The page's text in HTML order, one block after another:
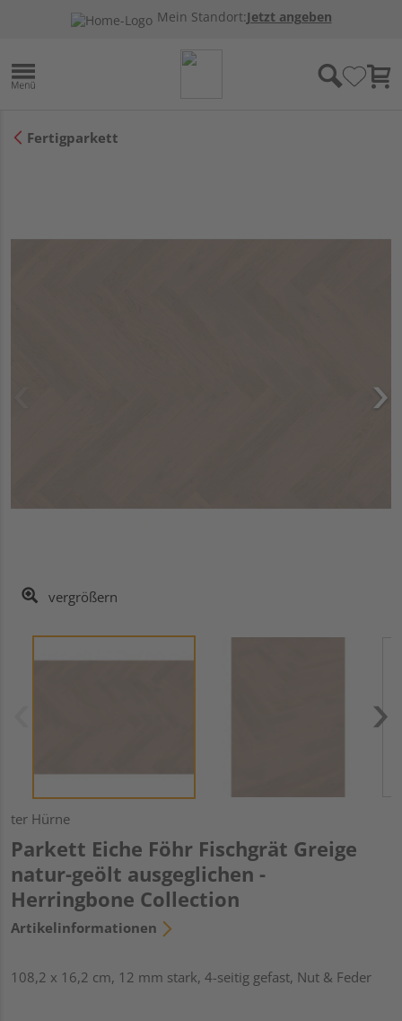
Mein Standort:Jetzt angeben
Fertigparkett
vergrößern
ter Hürne
Parkett Eiche Föhr Fischgrät Greige
natur-geölt ausgeglichen -
Herringbone Collection
Artikelinformationen
108,2 x 16,2 cm, 12 mm stark, 4-seitig gefast, Nut & Feder